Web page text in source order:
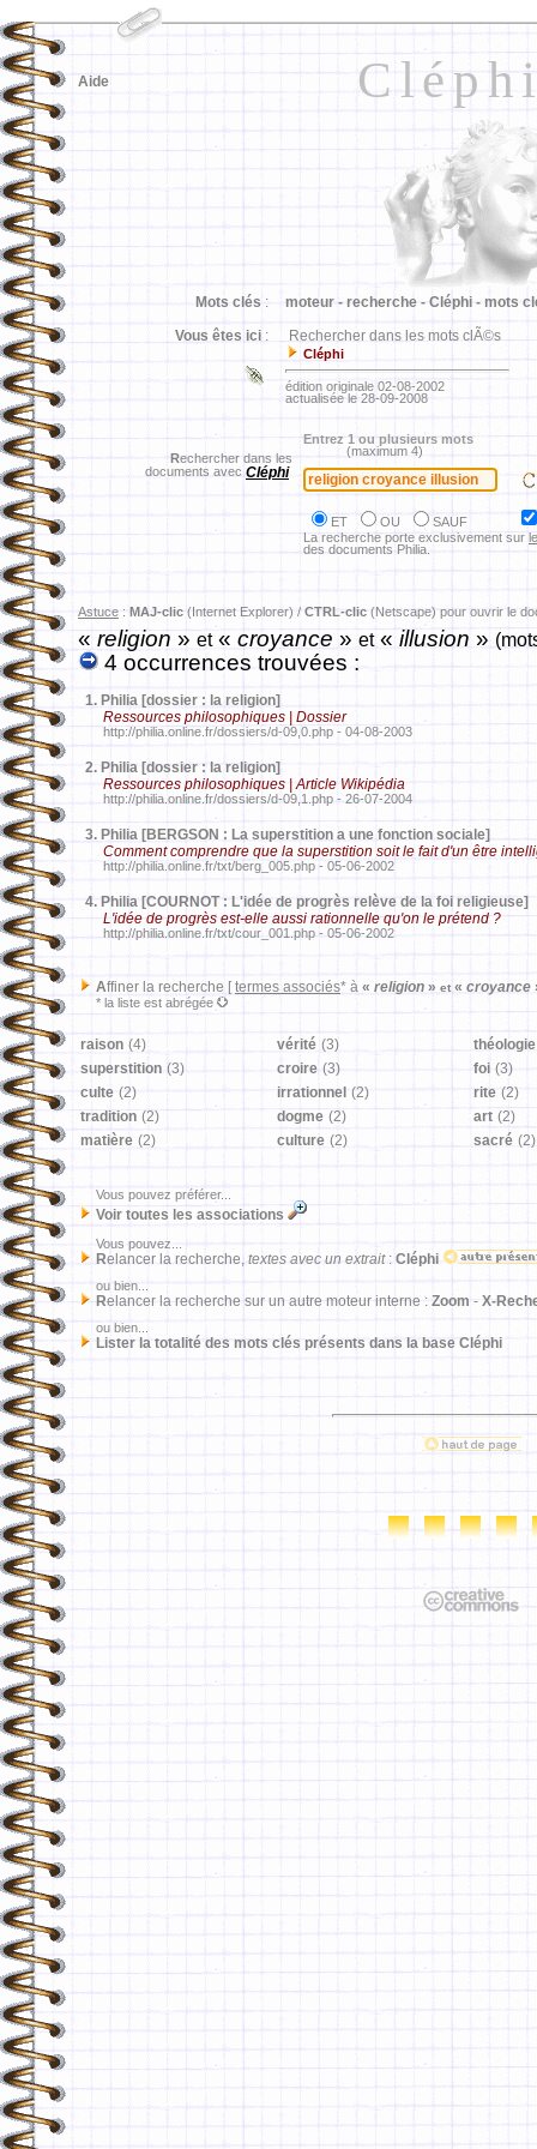
Aide
Mots clés : moteur - recherche - Cléphi - mots
Vous êtes ici : Rechercher dans les mots clÃ©s
Cléphi
édition originale 02-08-2002
actualisée le 28-09-2008
Rechercher dans les
documents avec Cléphi
Entrez 1 ou plusieurs mots
(maximum 4)
ET OU
SAUF
La recherche porte exclusivement sur
des documents Philia.
Astuce : MAJ-clic (Internet Explorer) / CTRL-clic (Netscape) pour ouvrir le
«religion» et« croyance » et« illusion »
4 occurrences trouvées :
1. Philia [dossier : la religion]
Ressources philosophiques | Dossier
http://philia.online.fr/dossiers/d-09,0.php - 04-08-2003
2. Philia [dossier : la religion]
Ressources philosophiques | Article Wikipédia
http://philia.online.fr/dossiers/d-09,1.php - 26-07-2004
3. Philia [BERGSON : La superstition a une fonction sociale]
Comment comprendre que la superstition soit le fait d'un être
http://philia.online.fr/txt/berg_005.php - 05-06-2002
4. Philia [COURNOT : L'idée de progrès relève de la foi religieuse]
L'idée de progrès est-elle aussi rationnelle qu'on le prétend ?
http://philia.online.fr/txt/cour_001.php - 05-06-2002
Affiner la recherche [ termes associés* à « religion » et« croyance
* la liste est abrégée
raison (4) vérité (3)
théologie
superstition (3) croire (3) foi (3)
culte (2) irrationnel (2) rite (2)
tradition (2) dogme (2) art (2)
matière (2) culture (2) sacré (2)
Vous pouvez préférer...
Voir toutes les associations
Vous pouvez...
Relancer la recherche, textes avec un extrait: Cléphi
ou bien...
Relancer la recherche sur un autre moteur interne : Zoom- X-
ou bien...
Lister la totalité des mots clés présents dans la base Cléphi